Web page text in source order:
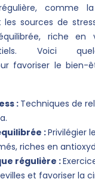
comme
sources de
riche en
Voici
favoriser le bien-
: Techniques de
:Privilégier
riches en
régulière :
et favoriser la